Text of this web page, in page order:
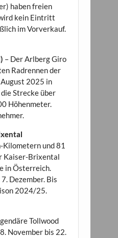
haben freien
kein Eintritt
im Vorverkauf.
– Der Arlberg Giro
Radrennen der
2025 in
Strecke über
Höhenmeter.
und 81
Kaiser-Brixental
in Österreich.
Dezember. Bis
2024/25.
Tollwood
November bis 22.